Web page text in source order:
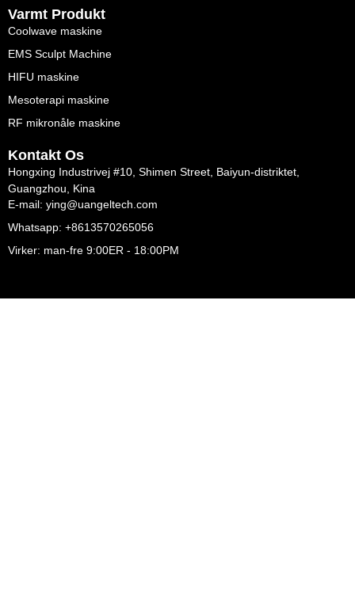
Varmt Produkt
Coolwave maskine
EMS Sculpt Machine
HIFU maskine
Mesoterapi maskine
RF mikronåle maskine
Kontakt Os
Hongxing Industrivej #10, Shimen Street, Baiyun-distriktet,
Guangzhou, Kina
E-mail: ying@uangeltech.com
Whatsapp: +8613570265056
Virker: man-fre 9:00ER - 18:00PM